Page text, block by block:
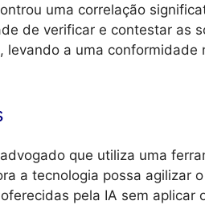
uma correlação
de verificar e contestar as
levando a uma conformidade
que utiliza uma
a tecnologia possa agilizar
pela IA sem aplicar